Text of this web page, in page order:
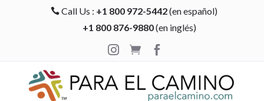
 Call Us : +1 800 972-5442(en español)
+1 800 876-9880(en inglés)

 